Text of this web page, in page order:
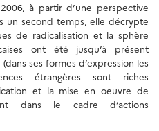
à partir d’une perspective
un second temps, elle décrypte
de radicalisation et la sphère
ont été jusqu’à présent
ses formes d’expression les
étrangères sont riches
et la mise en oeuvre de
dans le cadre d’actions